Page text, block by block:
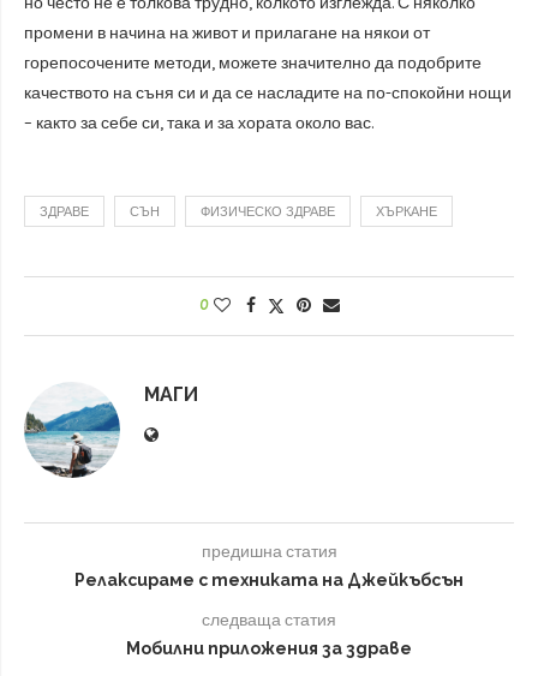
промени в начина на живот и прилагане на някои от
горепосочените методи, можете значително да подобрите
качеството на съня си и да се насладите на по-спокойни нощи
– както за себе си, така и за хората около вас.
ЗДРАВЕ СЪН ФИЗИЧЕСКО ЗДРАВЕ ХЪРКАНЕ
0
МАГИ
предишна статия
Релаксираме с техниката на Джейкъбсън
следваща статия
Мобилни приложения за здраве